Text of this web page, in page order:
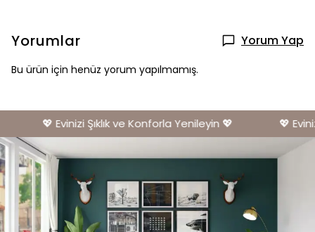
Yorumlar Yorum Yap
Bu ürün için henüz yorum yapılmamış.
💖 Evinizi Şıklık ve Konforla Yenileyin 💖 💖